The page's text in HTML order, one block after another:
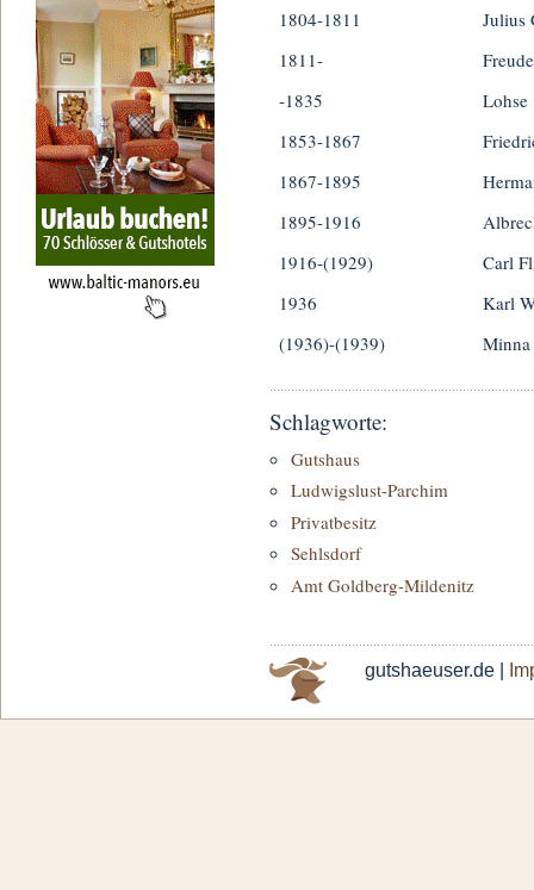
1804-1811
Julius
1811-
-1835
Lohse
1853-1867
1867-1895
1895-1916
1916-(1929)
Carl
1936
Karl
(1936)-(1939)
Schlagworte:
Gutshaus
Ludwigslust-Parchim
Privatbesitz
Sehlsdorf
Amt Goldberg-Mildenitz
gutshaeuser.de |